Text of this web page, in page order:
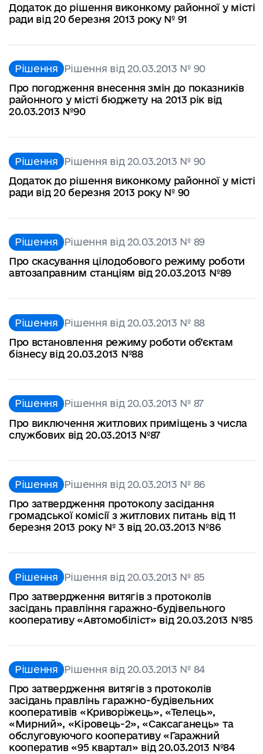
Додаток до рішення виконкому районної у місті
ради від 20 березня 2013 року № 91
Рішення Рішення від 20.03.2013 № 90
Про погодження внесення змін до показників
районного у місті бюджету на 2013 рік від
20.03.2013 №90
Рішення Рішення від 20.03.2013 № 90
Додаток до рішення виконкому районної у місті
ради від 20 березня 2013 року № 90
Рішення Рішення від 20.03.2013 № 89
Про скасування цілодобового режиму роботи
автозаправним станціям від 20.03.2013 №89
Рішення Рішення від 20.03.2013 № 88
Про встановлення режиму роботи об’єктам
бізнесу від 20.03.2013 №88
Рішення Рішення від 20.03.2013 № 87
Про виключення житлових приміщень з числа
службових від 20.03.2013 №87
Рішення Рішення від 20.03.2013 № 86
Про затвердження протоколу засідання
громадської комісії з житлових питань від 11
березня 2013 року № 3 від 20.03.2013 №86
Рішення Рішення від 20.03.2013 № 85
Про затвердження витягів з протоколів
засідань правління гаражно-будівельного
кооперативу «Автомобіліст» від 20.03.2013 №85
Рішення Рішення від 20.03.2013 № 84
Про затвердження витягів з протоколів
засідань правлінь гаражно-будівельних
кооперативів «Криворіжець», «Телець»,
«Мирний», «Кіровець-2», «Саксаганець» та
обслуговуючого кооперативу «Гаражний
кооператив «95 квартал» від 20.03.2013 №84